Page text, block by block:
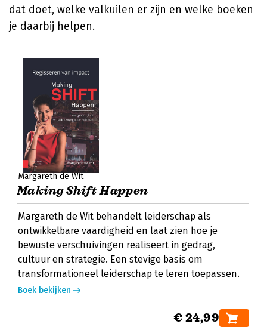
dat doet, welke valkuilen er zijn en welke boeken
je daarbij helpen.
Margareth de Wit
Making Shift Happen
Margareth de Wit behandelt leiderschap als
ontwikkelbare vaardigheid en laat zien hoe je
bewuste verschuivingen realiseert in gedrag,
cultuur en strategie. Een stevige basis om
transformationeel leiderschap te leren toepassen.
Boek bekijken
€ 24,99